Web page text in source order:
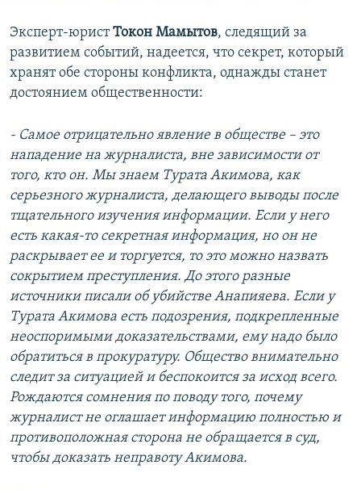
Эксперт-юристТокон Мамытов, следящий за
развитием событий, надеется, что секрет, который
хранят обе стороны конфликта, однажды станет
достоянием общественности:
- Самое отрицательно явление в обществе – это
нападение на журналиста, вне зависимости от
того, кто он. Мы знаем Турата Акимова, как
серьезного журналиста, делающего выводы после
тщательного изучения информации. Если у него
есть какая-то секретная информация, но он не
раскрывает ее и торгуется, то это можно назвать
сокрытием преступления. До этого разные
источники писали об убийстве Анапияева. Если у
Турата Акимова есть подозрения, подкрепленные
неоспоримыми доказательствами, ему надо было
обратиться в прокуратуру. Общество внимательно
следит за ситуацией и беспокоится за исход всего.
Рождаются сомнения по поводу того, почему
журналист не оглашает информацию полностью и
противоположная сторона не обращается в суд,
чтобы доказать неправоту Акимова.